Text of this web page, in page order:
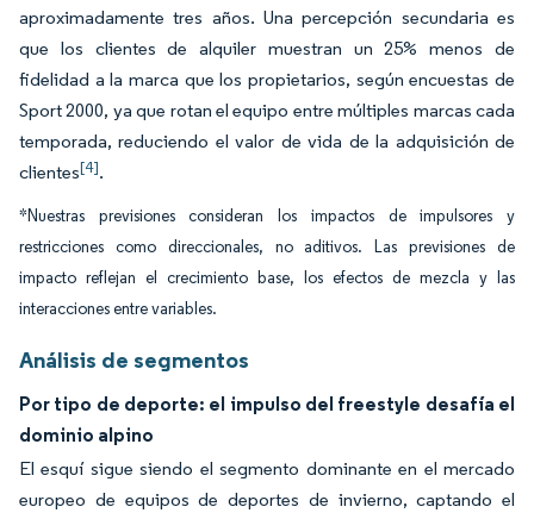
aproximadamente tres años. Una percepción secundaria es
que los clientes de alquiler muestran un 25% menos de
fidelidad a la marca que los propietarios, según encuestas de
Sport 2000, ya que rotan el equipo entre múltiples marcas cada
temporada, reduciendo el valor de vida de la adquisición de
clientes[4].
*Nuestras previsiones consideran los impactos de impulsores y
restricciones como direccionales, no aditivos. Las previsiones de
impacto reflejan el crecimiento base, los efectos de mezcla y las
interacciones entre variables.
Análisis de segmentos
Por tipo de deporte: el impulso del freestyle desafía el
dominio alpino
El esquí sigue siendo el segmento dominante en el mercado
europeo de equipos de deportes de invierno, captando el